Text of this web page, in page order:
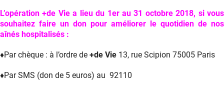
L’opération +de Vie a lieu du 1er au 31 octobre 2018, si vous
souhaitez faire un don pour améliorer le quotidien de nos
aînés hospitalisés :
♦Par chèque : à l’ordre de +de Vie 13, rue Scipion 75005 Paris
♦Par SMS (don de 5 euros) au 92110